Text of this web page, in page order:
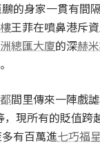
的身家一貫有間
王菲在噴鼻港斥
總匯大廈的深赫
間里傳來一陣戲
，現所有的貶值跨
有百萬進七巧福星